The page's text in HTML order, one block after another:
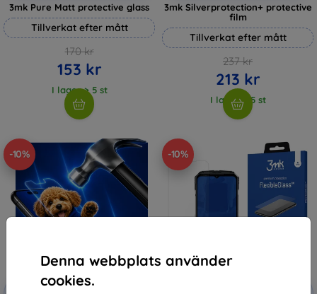
Denna webbplats använder
cookies.
3mk Pure Matt protective glass
Tillverkat efter mått
170 kr
153 kr
I lager > 5 st
3mk Silverprotection+ protective
film
Tillverkat efter mått
237 kr
213 kr
I lager > 5 st
-10%
Rabatt
-10%